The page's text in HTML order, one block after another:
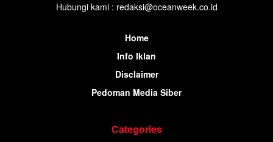
Hubungi kami : redaksi@oceanweek.co.id
Home
Info Iklan
Disclaimer
Pedoman Media Siber
Categories